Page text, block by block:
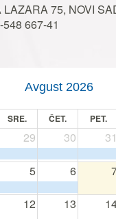
75, NOVI
667-41
Avgust 2026
SRE. ČET. PET.
29 30 31
5 6
12 13